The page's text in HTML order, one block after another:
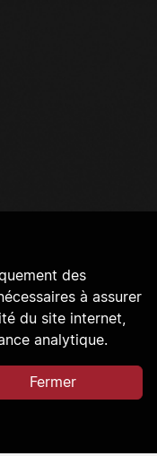
sur Instagram
des
à assurer
du site internet,
analytique.
Fermer